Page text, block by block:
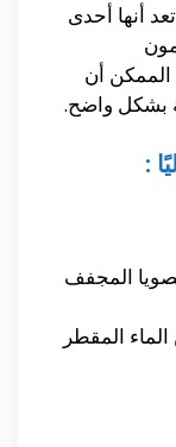
أنها أحدى
الممكن أن
بشكل واضح.
:
المجفف
المقطر